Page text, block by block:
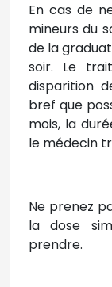
En cas de
mineurs du
de la
soir. Le
disparition
bref que
mois, la
le médecin
Ne prenez
la dose
prendre.